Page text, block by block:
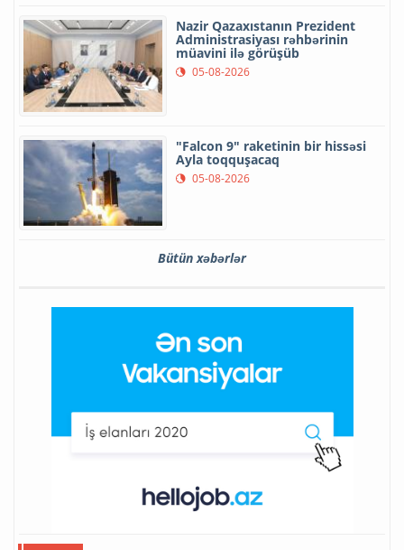
Nazir Qazaxıstanın Prezident
Administrasiyası rəhbərinin
müavini ilə görüşüb
05-08-2026
"Falcon 9" raketinin bir hissəsi
Ayla toqquşacaq
05-08-2026
Bütün xəbərlər